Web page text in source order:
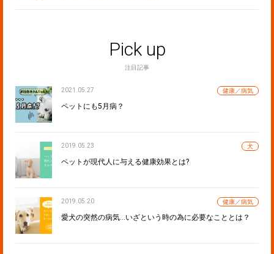
Pick up
注目記事
2021.05.27 健康／病気
ペットにも5月病？
2019.05.23 犬
ペットが現代人に与える健康効果とは?
2019.05.20 健康／病気
愛犬の突然の病気…いざという時の為に必要なこととは？